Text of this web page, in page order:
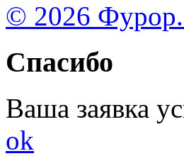
© 2026
Спасибо
Ваша заявка
ok